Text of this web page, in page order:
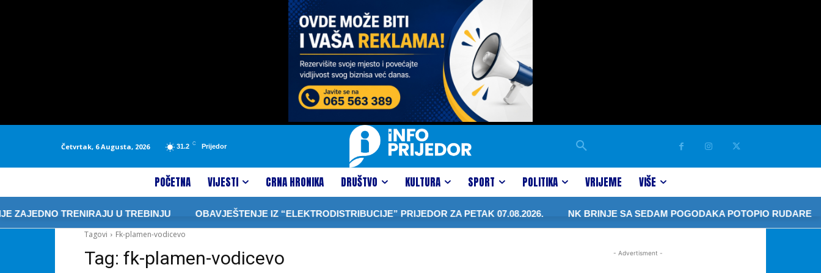
Četvrtak, 6 Augusta, 2026 31.2 C Prijedor
POČETNA VIJESTI CRNA HRONIKA DRUŠTVO KULTURA SPORT POLITIKA VRIJEME VIŠE
TRENIRAJU U TREBINJU OBAVJEŠTENJE IZ “ELEKTRODISTRIBUCIJE” PRIJEDOR ZA PETAK 07.08.2026.
NK BRINJE SA SEDAM POGODAKA POTOPIO RUDARE
Tagovi
Fk-plamen-vodicevo
Tag: fk-plamen-vodicevo - Advertisment -